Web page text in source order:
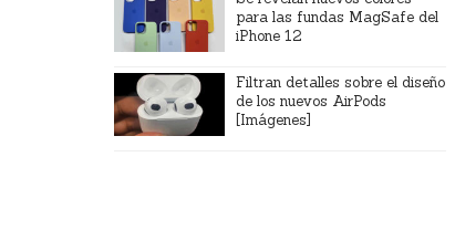
para las fundas MagSafe del
iPhone 12
Filtran detalles sobre el diseño
de los nuevos AirPods
[Imágenes]